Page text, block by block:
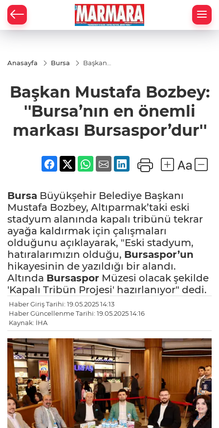
Anasayfa Bursa
Başkan
''Bursa’nın en
önemli
Bursaspor’dur''
Başkan Mustafa Bozbey:
''Bursa’nın en önemli
markası Bursaspor’dur''
Bursa Büyükşehir Belediye Başkanı
Mustafa Bozbey, Altıparmak’taki eski
stadyum alanında kapalı tribünü tekrar
ayağa kaldırmak için çalışmaları
olduğunu açıklayarak, "Eski stadyum,
hatıralarımızın olduğu, Bursaspor’un
hikayesinin de yazıldığı bir alandı.
Altında Bursaspor Müzesi olacak şekilde
'Kapalı Tribün Projesi' hazırlanıyor" dedi.
Haber Giriş Tarihi: 19.05.2025 14:13
Haber Güncellenme Tarihi: 19.05.2025 14:16
Kaynak: İHA